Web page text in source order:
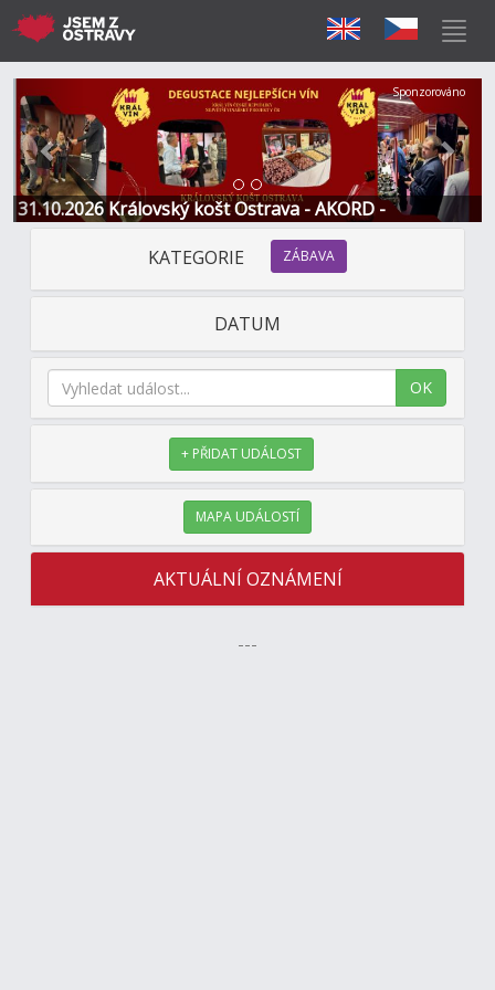
31.10.2026 Královský košt Ostrava - AKORD -
Restaurace a Hotel
Předchozí Další
Sponzorováno
KATEGORIE ZÁBAVA
DATUM
OK
+ PŘIDAT UDÁLOST
MAPA UDÁLOSTÍ
AKTUÁLNÍ OZNÁMENÍ
---